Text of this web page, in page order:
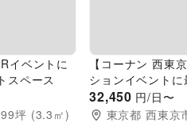
イベントに
スペース
坪 (3.3 ㎡)
【コーナン 西東
ションイベント
内のイベントスペ
32,450 円/日〜
東京都 西東京